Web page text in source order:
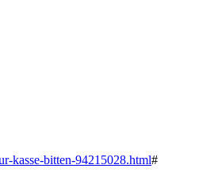
kasse-bitten-94215028.html#